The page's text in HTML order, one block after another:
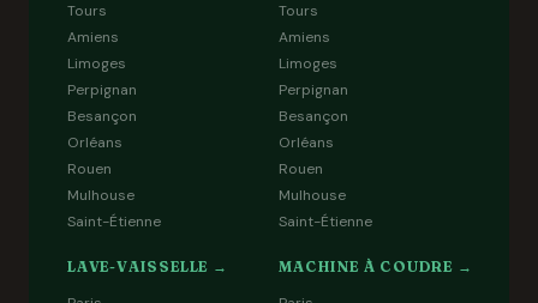
Tours
Amiens
Limoges
Perpignan
Besançon
Orléans
Rouen
Mulhouse
Saint-Étienne
Tours
Amiens
Limoges
Perpignan
Besançon
Orléans
Rouen
Mulhouse
Saint-Étienne
LAVE-VAISSELLE → MACHINE À COUDRE →